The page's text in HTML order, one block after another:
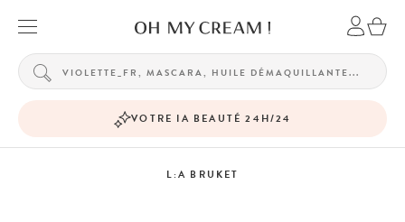
VOTRE IA BEAUTÉ 24H/24
L:A BRUKET